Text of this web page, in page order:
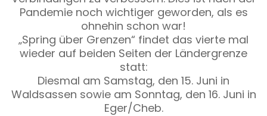
Pandemie noch wichtiger geworden, als es
ohnehin schon war!
„Spring über Grenzen“ findet das vierte mal
wieder auf beiden Seiten der Ländergrenze
statt:
Diesmal am Samstag, den 15. Juni in
Waldsassen sowie am Sonntag, den 16. Juni in
Eger/Cheb.